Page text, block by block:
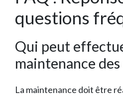
questions
Qui peut
maintenance
La maintenance doit être